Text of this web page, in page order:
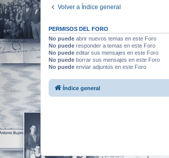
Volver a Índice general
PERMISOS DEL FORO
No puede abrir nuevos temas en este Foro
No puede responder a temas en este Foro
No puede editar sus mensajes en este Foro
No puede borrar sus mensajes en este Foro
No puede enviar adjuntos en este Foro
Índice general